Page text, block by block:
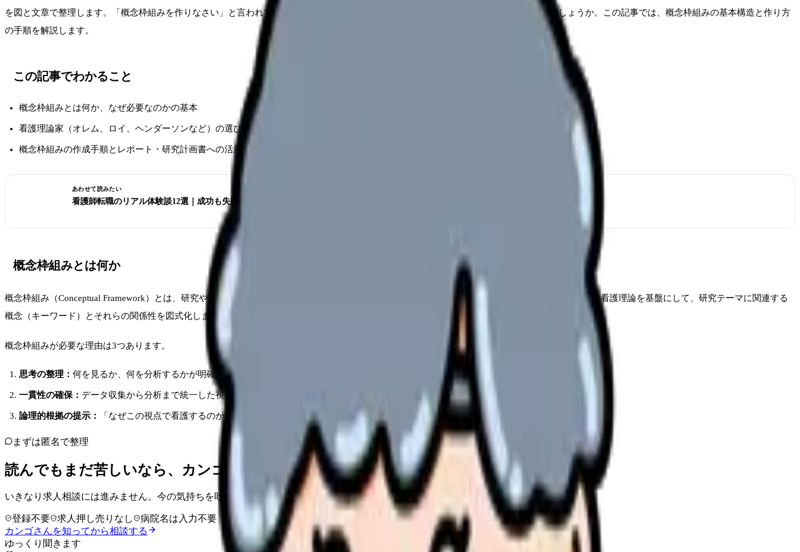
を図と文章で整理します。「概念枠組みを作りなさい」と言われても、何から手をつければいいかわからないという学生が大半ではないでしょうか。この記事では、概念枠組みの基本構造と作り方
の手順を解説します。
この記事でわかること
概念枠組みとは何か、なぜ必要なのかの基本
看護理論家（オレム、ロイ、ヘンダーソンなど）の選び方と各理論の特徴
概念枠組みの作成手順とレポート・研究計画書への活用方法
あわせて読みたい
看護師転職のリアル体験談12選｜成功も失敗も全部見せます
概念枠組みとは何か
概念枠組み（Conceptual Framework）とは、研究や実践において「どのような視点で対象を捉えるか」を示す理論的な骨組みです。看護では、特定の看護理論を基盤にして、研究テーマに関連する
概念（キーワード）とそれらの関係性を図式化します。
概念枠組みが必要な理由は3つあります。
思考の整理： 何を見るか、何を分析するかが明確になる
一貫性の確保： データ収集から分析まで統一した視点で進められる
論理的根拠の提示： 「なぜこの視点で看護するのか」を理論的に説明できる
まずは匿名で整理
読んでもまだ苦しいなら、カンゴさんの部屋で少し話してみませんか。
いきなり求人相談には進みません。今の気持ちを吐き出して、何がつらいのか、辞めるべきか、少し休むべきかを一緒に整理します。
登録不要 求人押し売りなし
病院名は入力不要
カンゴさんを知ってから相談する
ゆっくり聞きます